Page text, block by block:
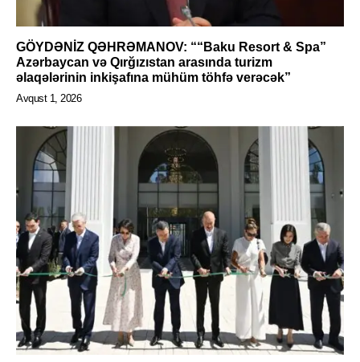
GÖYDƏNİZ QƏHRƏMANOV: ““Baku Resort & Spa”
Azərbaycan və Qırğızıstan arasında turizm
əlaqələrinin inkişafına mühüm töhfə verəcək”
Avqust 1, 2026